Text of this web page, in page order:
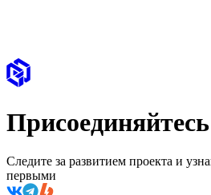
Следите за развитием проекта и
первыми